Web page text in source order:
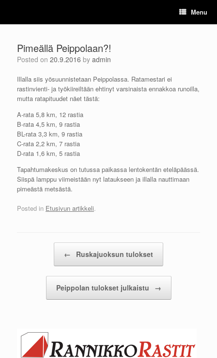
content
Menu
Pimeällä Peippolaan?!
Posted on 20.9.2016 by admin
Illalla siis yösuunnistetaan Peippolassa. Ratamestari ei
rastinvienti- ja työkiireiltään ehtinyt varsinaista ennakkoa runoilla,
mutta ratapituudet näet tästä:
A-rata 5,8 km, 12 rastia
B-rata 4,5 km, 9 rastia
BL-rata 3,3 km, 9 rastia
C-rata 2,2 km, 7 rastia
D-rata 1,6 km, 5 rastia
Tapahtumakeskus on tutussa paikassa lentokentän eteläpäässä.
Siispä lamppu viimeistään nyt lataukseen ja illalla nauttimaan
pimeästä metsästä.
Posted in Etusivun artikkeli.
← Ruskajuoksun tulokset
Peippolan tulokset julkaistu →